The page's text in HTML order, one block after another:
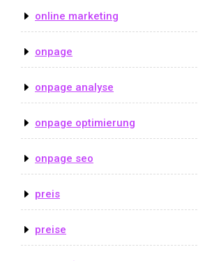
online marketing
onpage
onpage analyse
onpage optimierung
onpage seo
preis
preise